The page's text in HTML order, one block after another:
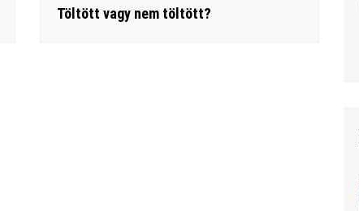
Töltött vagy nem töltött?